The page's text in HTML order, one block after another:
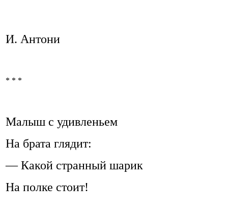
И. Антони
* * *
Малыш с удивленьем
На брата глядит:
— Какой странный шарик
На полке стоит!